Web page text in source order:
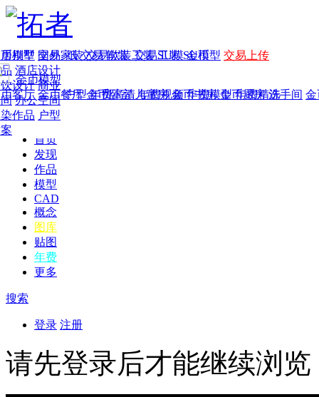
首页
发现
年费 作品 图纸 交易 软装 工装 SU模 金币
年费版块
费图纸 年费户型 年费高清 年费视频 年费模型 年费精选
作品
别墅 国外
酒店设计
设计 商业
办公空间
作品 户型
模型
模型 交易家装 交易软装 交易工装 SU模型 交易上传
金币模型
客厅 金币餐厅 金币卧室 儿童房 金币书房 金币厨房 洗手间 金
CAD
概念
图库
贴图
年费
更多
搜索
登录 注册
请先登录后才能继续浏览